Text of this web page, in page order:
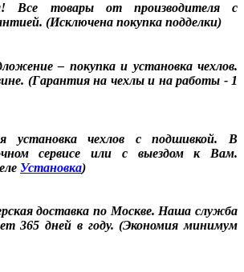
Все товары от производителя с
(Исключена покупка подделки)
– покупка и установка чехлов.
(Гарантия на чехлы и на работы - 1
установка чехлов с подшивкой. В
сервисе или с выездом к Вам.
Установка)
доставка по Москве. Наша служба
365 дней в году. (Экономия минимум